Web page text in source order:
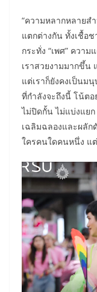
“ความหลากหลายส
แตกต่างกัน ทั้งเชื้อ
กระทั่ง “เพศ” ควา
เราสวยงามมากขึ้น
แต่เราก็ยังคงเป็นม
ที่กำลังจะถึงนี้ โน้ต
ไม่ปิดกั้น ไม่แบ่งแย
เฉลิมฉลองและผลัก
ใครคนใดคนหนึ่ง แต่